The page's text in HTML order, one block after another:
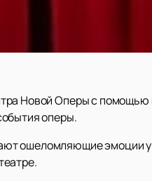
Новой Оперы с
оперы.
ошеломляющие эмоции у